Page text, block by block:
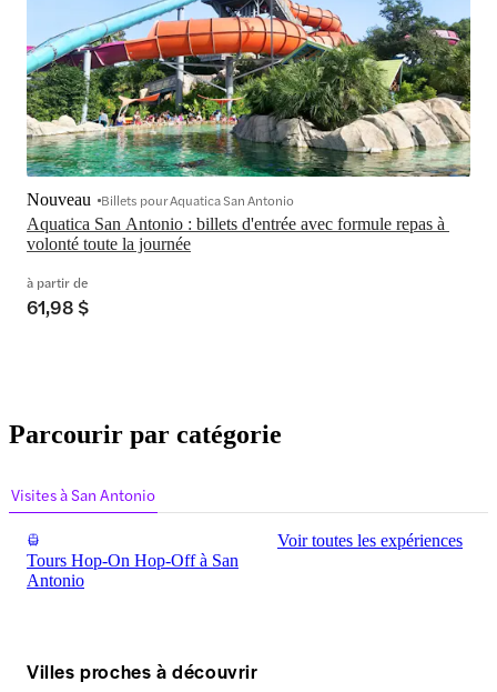
Aquatica San Antonio : billets d'entrée avec formule repas à
volonté toute la journée
Nouveau Billets pour Aquatica San Antonio
à partir de
61,98 $
Parcourir par catégorie
Visites à San Antonio
Tours Hop-On Hop-Off à San
Antonio
Voir toutes les expériences
Villes proches à découvrir